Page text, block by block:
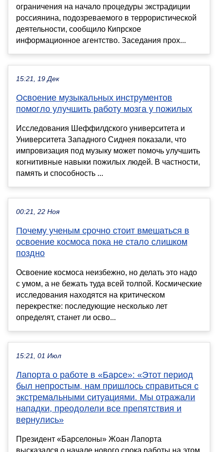
ограничения на начало процедуры экстрадиции
россиянина, подозреваемого в террористической
деятельности, сообщило Кипрское
информационное агентство. Заседания прох...
15:21, 19 Дек
Освоение музыкальных инструментов
помогло улучшить работу мозга у пожилых
Исследования Шеффилдского университета и
Университета Западного Сиднея показали, что
импровизация под музыку может помочь улучшить
когнитивные навыки пожилых людей. В частности,
память и способность ...
00:21, 22 Ноя
Почему ученым срочно стоит вмешаться в
освоение космоса пока не стало слишком
поздно
Освоение космоса неизбежно, но делать это надо
с умом, а не бежать туда всей толпой. Космические
исследования находятся на критическом
перекрестке: последующие несколько лет
определят, станет ли осво...
15:21, 01 Июл
Лапорта о работе в «Барсе»: «Этот период
был непростым, нам пришлось справиться с
экстремальными ситуациями. Мы отражали
нападки, преодолели все препятствия и
вернулись»
Президент «Барселоны» Жоан Лапорта
высказался о начале нового срока работы на этом